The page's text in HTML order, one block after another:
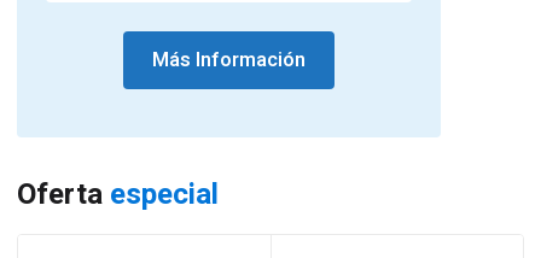
Más Información
Oferta especial